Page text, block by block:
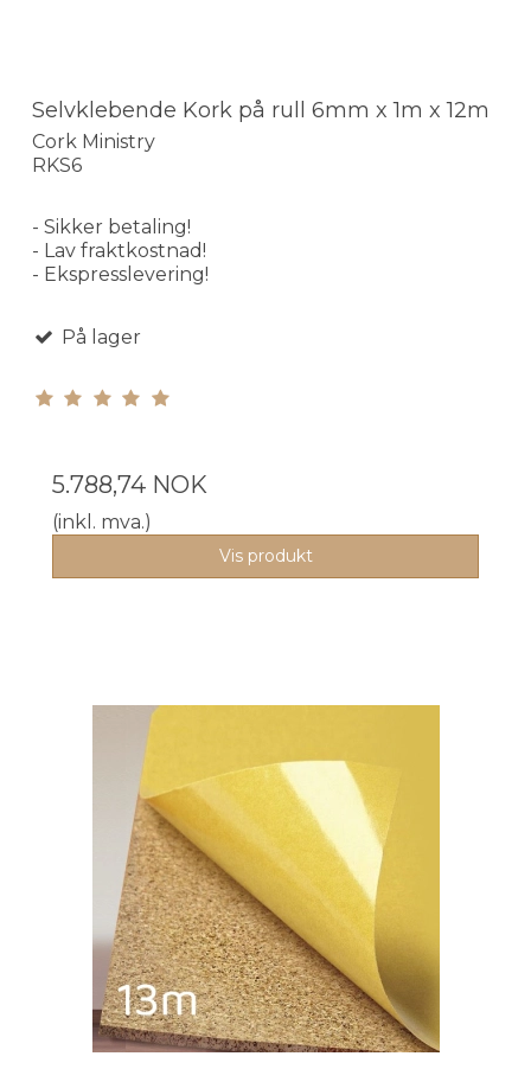
Selvklebende Kork på rull 6mm x 1m x 12m
Cork Ministry
RKS6
- Sikker betaling!
- Lav fraktkostnad!
- Ekspresslevering!
På lager
5.788,74 NOK
(inkl. mva.)
Vis produkt